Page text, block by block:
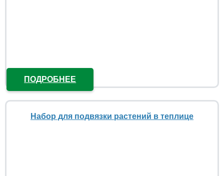
ПОДРОБНЕЕ
Набор для подвязки растений в теплице